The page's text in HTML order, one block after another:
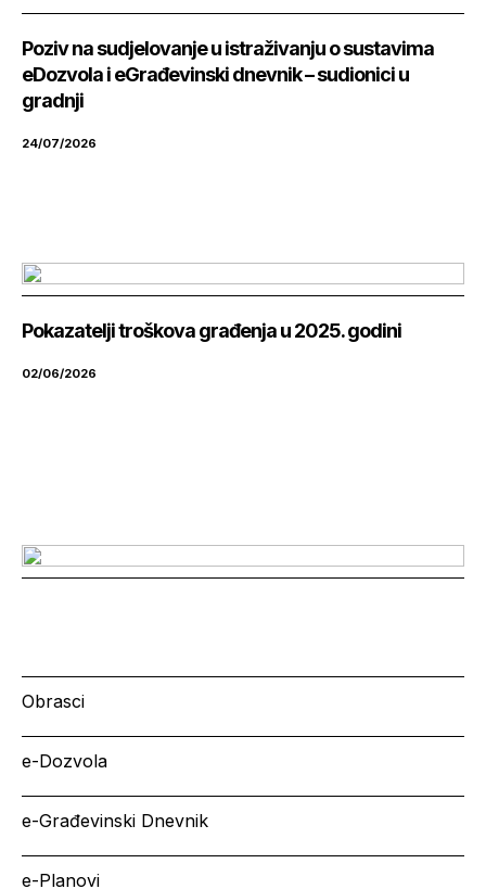
Poziv na sudjelovanje u istraživanju o sustavima
eDozvola i eGrađevinski dnevnik – sudionici u
gradnji
24/07/2026
Pokazatelji troškova građenja u 2025. godini
02/06/2026
Obrasci
e-Dozvola
e-Građevinski Dnevnik
e-Planovi